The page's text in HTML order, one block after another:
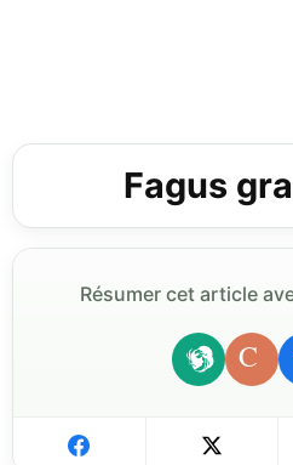
Fagus
Résumer cet article
C